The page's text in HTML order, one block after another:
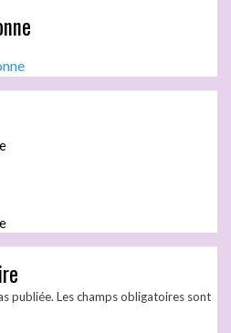
publiée. Les champs obligatoires sont